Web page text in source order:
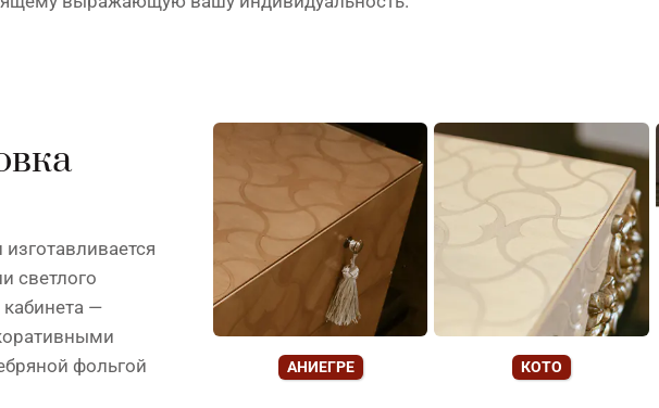
светлого
кабинета —
фольгой
АНИЕГРЕ КОТО